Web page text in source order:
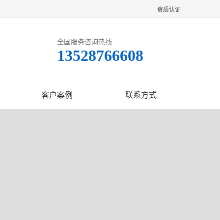
资质认证
全国服务咨询热线:
13528766608
客户案例 联系方式